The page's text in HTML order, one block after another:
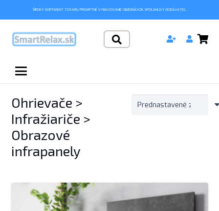
ŠIROKÝ SORTIMENT TOVARU. PROMPTNÉ VYBAVOVANIE OBJEDNÁVOK. SPOĽAHLIVÝ DODÁVATEĽ.
Ohrievače >
Infražiariče >
Obrazové
infrapanely